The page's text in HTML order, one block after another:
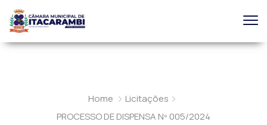
Home
Licitações
PROCESSO DE DISPENSA Nº 005/2024